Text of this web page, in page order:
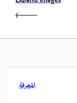
المعرفة